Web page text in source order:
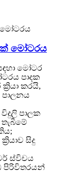
මෝටරය
මෝටර
පාදක
කරයි,
පාලක
සිදු
ස්විචය
පිරිවිතරයන්